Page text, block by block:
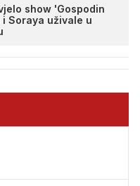
show 'Gospodin
Soraya uživale u